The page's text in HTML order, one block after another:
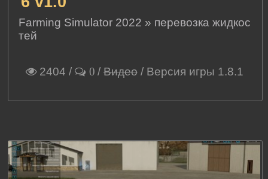
Farming Simulator 2022 » перевозка жидкос
тей
2404 / 0 /Видео/ Версия игры 1.8.1